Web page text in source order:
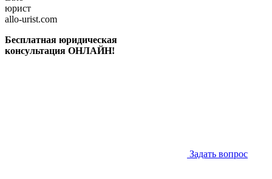
юрист
allo-urist.com
Бесплатная юридическая
консультация ОНЛАЙН!
Задать вопрос